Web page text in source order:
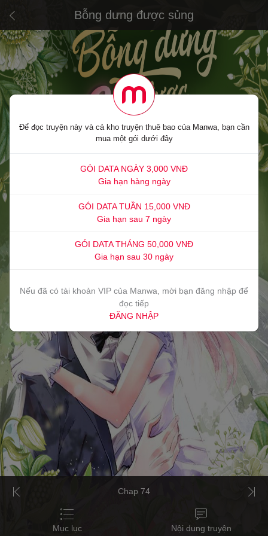
Bỗng dưng được sủng
Chap 74
Mục lục Nội dung truyện
Để đọc truyện này và cả kho truyện thuê bao của Manwa, bạn cần
mua một gói dưới đây
GÓI DATA NGÀY 3,000 VNĐ
Gia hạn hàng ngày
GÓI DATA TUẦN 15,000 VNĐ
Gia hạn sau 7 ngày
GÓI DATA THÁNG 50,000 VNĐ
Gia hạn sau 30 ngày
Nếu đã có tài khoản VIP của Manwa, mời bạn đăng nhập để
đọc tiếp
ĐĂNG NHẬP